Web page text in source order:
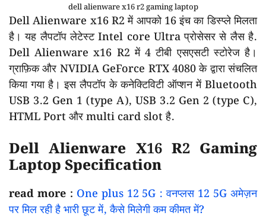
dell alienware x16 r2 gaming laptop
Dell Alienware x16 R2 में आपको 16 इंच का डिस्प्ले मिलता
है। यह लैपटॉप लेटेस्ट Intel core Ultra प्रोसेसर से लैस है.
Dell Alienware x16 R2 में 4 टीबी एसएसटी स्टोरेज है।
ग्राफ़िक और NVIDIA GeForce RTX 4080 के द्वारा संचलित
किया गया है। इस लैपटॉप के कनेक्टिविटी ऑप्शन में Bluetooth
USB 3.2 Gen 1 (type A), USB 3.2 Gen 2 (type C),
HTML Port और multi card slot है.
Dell Alienware X16 R2 Gaming
Laptop Specification
read more : One plus 12 5G : वनप्लस 12 5G अमेज़न
पर मिल रही है भारी छूट में, कैसे मिलेगी कम कीमत में?